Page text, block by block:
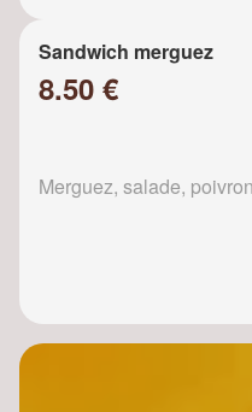
Sandwich merguez
8.50 €
Merguez, salade,